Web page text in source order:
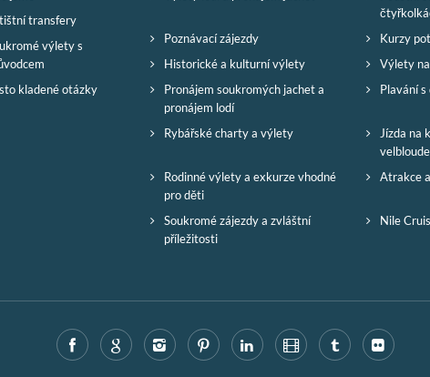
transfery
výlety s
kladené otázky
Poznávací zájezdy
Kurzy
Historické a kulturní výlety
Výlety
Pronájem soukromých jachet a
pronájem lodí
Plavání
Rybářské charty a výlety
Jízda na
Rodinné výlety a exkurze vhodné
pro děti
Atrakce
Soukromé zájezdy a zvláštní
příležitosti
Nile